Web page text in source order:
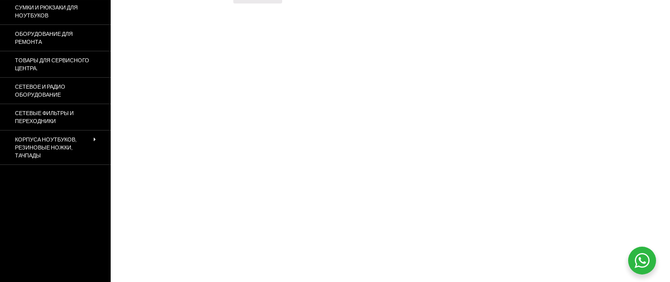
СУМКИ И РЮКЗАКИ ДЛЯ
НОУТБУКОВ
ОБОРУДОВАНИЕ ДЛЯ
РЕМОНТА
ТОВАРЫ ДЛЯ СЕРВИСНОГО
ЦЕНТРА.
СЕТЕВОЕ И РАДИО
ОБОРУДОВАНИЕ
СЕТЕВЫЕ ФИЛЬТРЫ И
ПЕРЕХОДНИКИ
КОРПУСА НОУТБУКОВ,
РЕЗИНОВЫЕ НОЖКИ,
ТАЧПАДЫ